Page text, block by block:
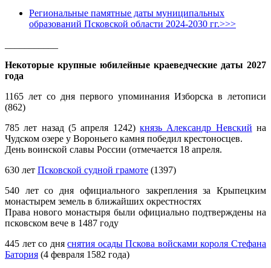
Региональные памятные даты муниципальных
образований Псковской области 2024-2030 гг.>>>
Некоторые крупные юбилейные краеведческие даты 2027
года
1165 лет со дня первого упоминания Изборска в летописи
(862)
785 лет назад (5 апреля 1242) князь Александр Невский на
Чудском озере у Вороньего камня победил крестоносцев.
День воинской славы России (отмечается 18 апреля.
630 лет Псковской судной грамоте (1397)
540 лет со дня официального закрепления за Крыпецким
монастырем земель в ближайших окрестностях
Права нового монастыря были официально подтверждены на
псковском вече в 1487 году
445 лет со дняснятия осады Пскова войсками короля Стефана
Батория (4 февраля 1582 года)